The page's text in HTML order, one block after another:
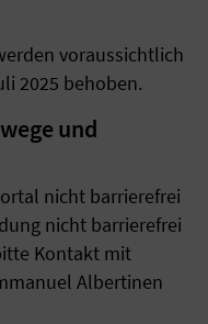
voraussichtlich
2025 behoben.
und
nicht barrierefrei
nicht barrierefrei
Kontakt mit
Albertinen